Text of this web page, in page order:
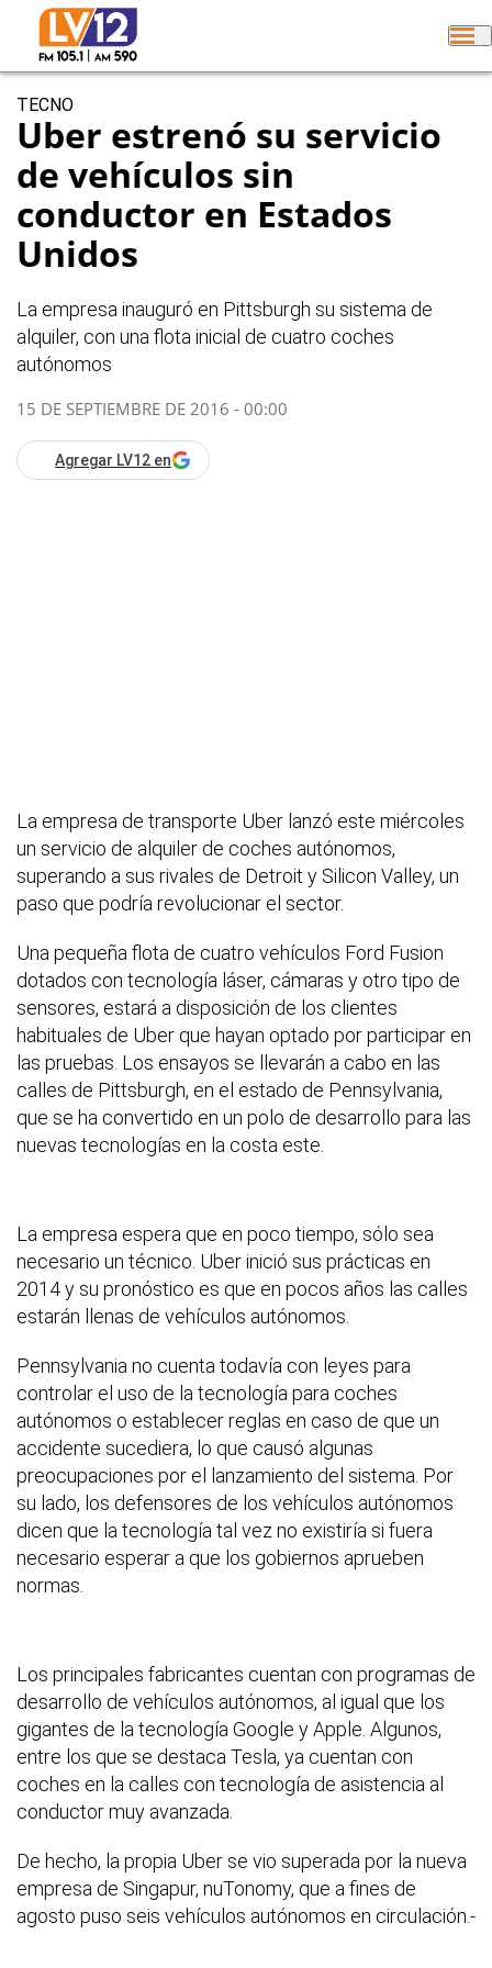
TECNO
Uber estrenó su servicio
de vehículos sin
conductor en Estados
Unidos
La empresa inauguró en Pittsburgh su sistema de
alquiler, con una flota inicial de cuatro coches
autónomos
15 DE SEPTIEMBRE DE 2016 - 00:00
Agregar LV12 en
La empresa de transporte Uber lanzó este miércoles
un servicio de alquiler de coches autónomos,
superando a sus rivales de Detroit y Silicon Valley, un
paso que podría revolucionar el sector.
Una pequeña flota de cuatro vehículos Ford Fusion
dotados con tecnología láser, cámaras y otro tipo de
sensores, estará a disposición de los clientes
habituales de Uber que hayan optado por participar en
las pruebas. Los ensayos se llevarán a cabo en las
calles de Pittsburgh, en el estado de Pennsylvania,
que se ha convertido en un polo de desarrollo para las
nuevas tecnologías en la costa este.
La empresa espera que en poco tiempo, sólo sea
necesario un técnico. Uber inició sus prácticas en
2014 y su pronóstico es que en pocos años las calles
estarán llenas de vehículos autónomos.
Pennsylvania no cuenta todavía con leyes para
controlar el uso de la tecnología para coches
autónomos o establecer reglas en caso de que un
accidente sucediera, lo que causó algunas
preocupaciones por el lanzamiento del sistema. Por
su lado, los defensores de los vehículos autónomos
dicen que la tecnología tal vez no existiría si fuera
necesario esperar a que los gobiernos aprueben
normas.
Los principales fabricantes cuentan con programas de
desarrollo de vehículos autónomos, al igual que los
gigantes de la tecnología Google y Apple. Algunos,
entre los que se destaca Tesla, ya cuentan con
coches en la calles con tecnología de asistencia al
conductor muy avanzada.
De hecho, la propia Uber se vio superada por la nueva
empresa de Singapur, nuTonomy, que a fines de
agosto puso seis vehículos autónomos en circulación.-